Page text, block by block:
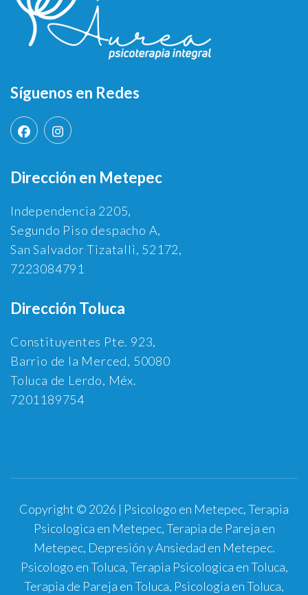
Síguenos en Redes
Dirección en Metepec
Independencia 2205,
Segundo Piso despacho A,
San Salvador Tizatalli, 52172,
7223084791
Dirección Toluca
Constituyentes Pte. 923,
Barrio de la Merced, 50080
Toluca de Lerdo, Méx.
7201189754
Copyright © 2026 | Psicologo en Metepec, Terapia
Psicologica en Metepec, Terapia de Pareja en
Metepec, Depresión y Ansiedad en Metepec.
Psicologo en Toluca, Terapia Psicologica en Toluca,
Terapia de Pareja en Toluca, Psicologia en Toluca,